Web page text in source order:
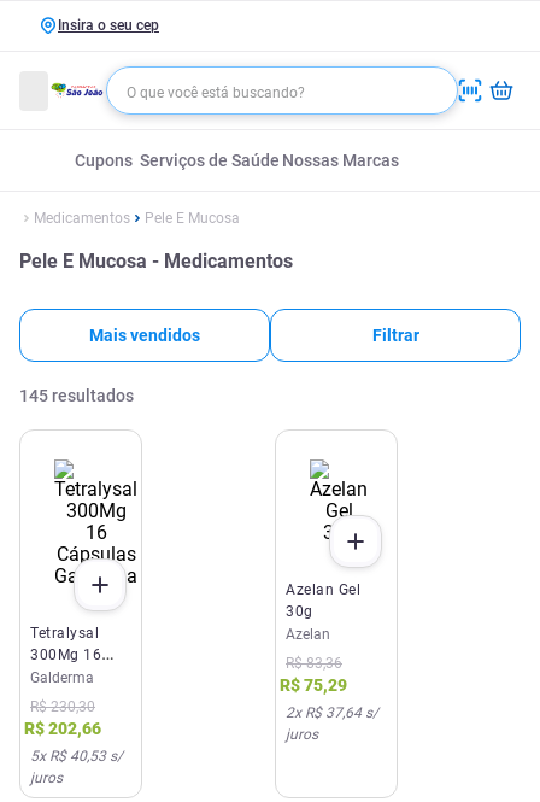
Insira o seu cep
Cupons Serviços de Saúde Nossas Marcas
Medicamentos Pele E Mucosa
Pele E Mucosa - Medicamentos
Mais vendidos Filtrar
145 resultados
Tetralysal
300Mg 16
Cápsulas
Galderma
Galderma
R$ 230,30
R$202,66
5x R$ 40,53s/
juros
Azelan Gel
30g
Azelan
R$ 83,36
R$75,29
2x R$ 37,64s/
juros